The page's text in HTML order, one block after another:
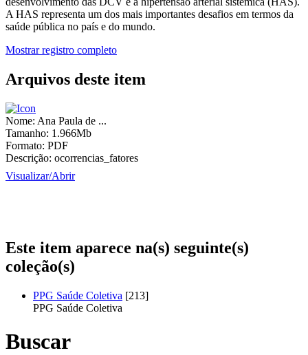
A HAS representa um dos mais importantes desafios em termos da
saúde pública no país e do mundo.
Mostrar registro completo
Arquivos deste item
Nome: Ana Paula de ...
Tamanho: 1.966Mb
Formato: PDF
Descrição: ocorrencias_fatores
Visualizar/Abrir
Este item aparece na(s) seguinte(s)
coleção(s)
PPG Saúde Coletiva [213]
PPG Saúde Coletiva
Buscar